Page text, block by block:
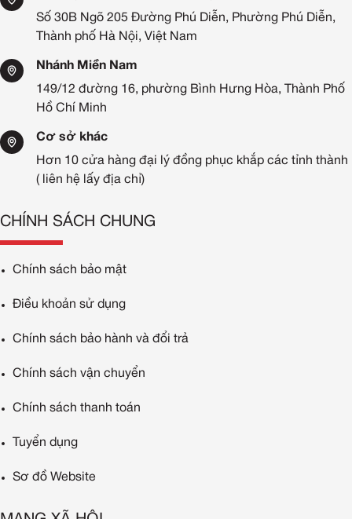
Số 30B Ngõ 205 Đường Phú Diễn, Phường Phú Diễn,
Thành phố Hà Nội, Việt Nam
Nhánh Miền Nam
149/12 đường 16, phường Bình Hưng Hòa, Thành Phố
Hồ Chí Minh
Cơ sở khác
Hơn 10 cửa hàng đại lý đồng phục khắp các tỉnh thành
( liên hệ lấy địa chỉ)
CHÍNH SÁCH CHUNG
Chính sách bảo mật
Điều khoản sử dụng
Chính sách bảo hành và đổi trả
Chính sách vận chuyển
Chính sách thanh toán
Tuyển dụng
Sơ đồ Website